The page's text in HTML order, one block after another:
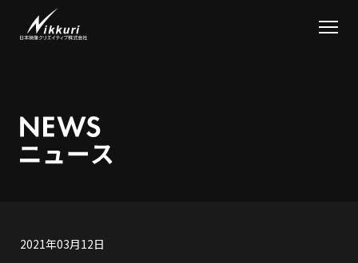
2021年03月12日